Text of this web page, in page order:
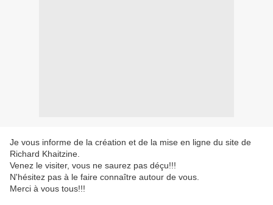
Je vous informe de la création et de la mise en ligne du site de
Richard Khaitzine.
Venez le visiter, vous ne saurez pas déçu!!!
N'hésitez pas à le faire connaître autour de vous.
Merci à vous tous!!!